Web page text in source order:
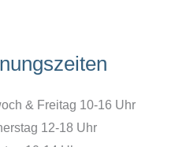
& Freitag 10-16 Uhr
12-18 Uhr